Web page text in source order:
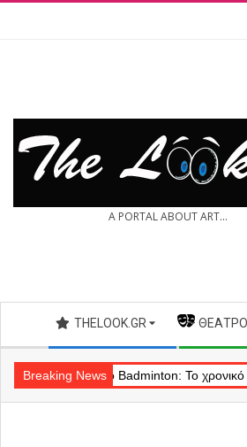
THE A PORTAL ABOUT ART...
Secondary
Navigation
Menu
THELOOK.GR — ΘΈΑΤΡΟ
Breaking News
Θέατρο Badminton: Το χρονικό ενός